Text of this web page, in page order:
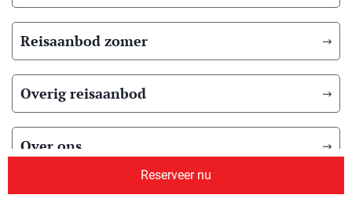
Reserveer nu
Reisaanbod zomer
Overig reisaanbod
Over ons